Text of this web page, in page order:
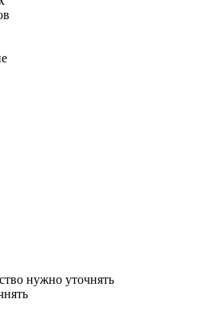
нужно уточнять